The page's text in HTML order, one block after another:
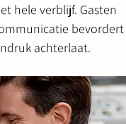
hele verblijf. Gasten
bevordert
achterlaat.